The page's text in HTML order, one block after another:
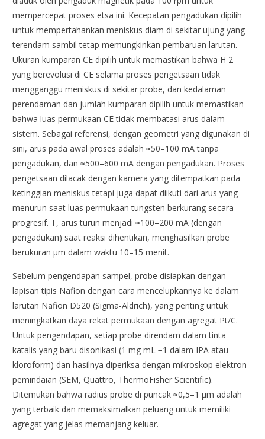
mempercepat proses etsa ini. Kecepatan pengadukan dipilih
untuk mempertahankan meniskus diam di sekitar ujung yang
terendam sambil tetap memungkinkan pembaruan larutan.
Ukuran kumparan CE dipilih untuk memastikan bahwa H 2
yang berevolusi di CE selama proses pengetsaan tidak
mengganggu meniskus di sekitar probe, dan kedalaman
perendaman dan jumlah kumparan dipilih untuk memastikan
bahwa luas permukaan CE tidak membatasi arus dalam
sistem. Sebagai referensi, dengan geometri yang digunakan di
sini, arus pada awal proses adalah ≈50–100 mA tanpa
pengadukan, dan ≈500–600 mA dengan pengadukan. Proses
pengetsaan dilacak dengan kamera yang ditempatkan pada
ketinggian meniskus tetapi juga dapat diikuti dari arus yang
menurun saat luas permukaan tungsten berkurang secara
progresif. T, arus turun menjadi ≈100–200 mA (dengan
pengadukan) saat reaksi dihentikan, menghasilkan probe
berukuran µm dalam waktu 10–15 menit.
Sebelum pengendapan sampel, probe disiapkan dengan
lapisan tipis Nafion dengan cara mencelupkannya ke dalam
larutan Nafion D520 (Sigma-Aldrich), yang penting untuk
meningkatkan daya rekat permukaan dengan agregat Pt/C.
Untuk pengendapan, setiap probe direndam dalam tinta
katalis yang baru disonikasi (1 mg mL −1 dalam IPA atau
kloroform) dan hasilnya diperiksa dengan mikroskop elektron
pemindaian (SEM, Quattro, ThermoFisher Scientific).
Ditemukan bahwa radius probe di puncak ≈0,5–1 µm adalah
yang terbaik dan memaksimalkan peluang untuk memiliki
agregat yang jelas memanjang keluar.